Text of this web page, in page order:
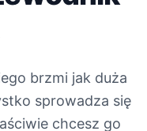
brzmi jak duża
sprowadza się
chcesz go